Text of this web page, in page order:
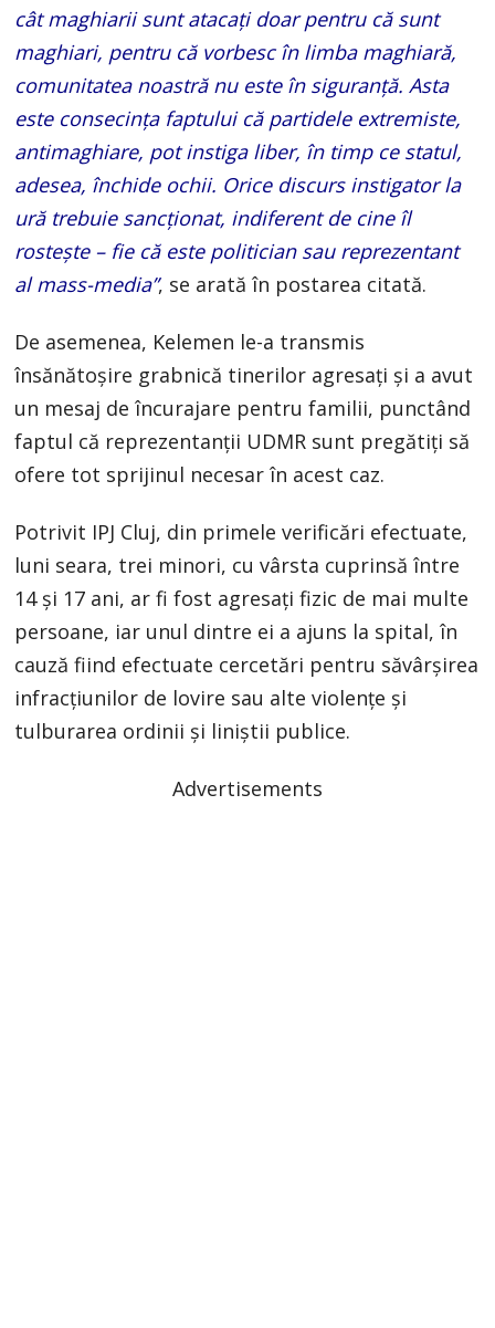
cât maghiarii sunt atacați doar pentru că sunt
maghiari, pentru că vorbesc în limba maghiară,
comunitatea noastră nu este în siguranță. Asta
este consecința faptului că partidele extremiste,
antimaghiare, pot instiga liber, în timp ce statul,
adesea, închide ochii. Orice discurs instigator la
ură trebuie sancționat, indiferent de cine îl
rostește – fie că este politician sau reprezentant
al mass-media”, se arată în postarea citată.
De asemenea, Kelemen le-a transmis
însănătoșire grabnică tinerilor agresați și a avut
un mesaj de încurajare pentru familii, punctând
faptul că reprezentanții UDMR sunt pregătiți să
ofere tot sprijinul necesar în acest caz.
Potrivit IPJ Cluj, din primele verificări efectuate,
luni seara, trei minori, cu vârsta cuprinsă între
14 și 17 ani, ar fi fost agresați fizic de mai multe
persoane, iar unul dintre ei a ajuns la spital, în
cauză fiind efectuate cercetări pentru săvârșirea
infracțiunilor de lovire sau alte violențe și
tulburarea ordinii și liniștii publice.
Advertisements